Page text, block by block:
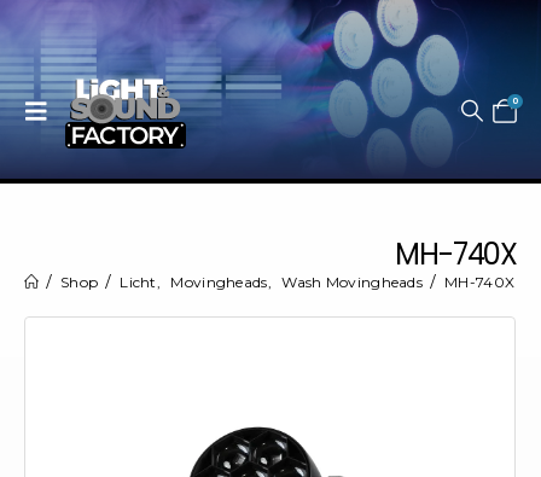
0
MH-740X
Shop Licht, Movingheads, Wash Movingheads MH-740X